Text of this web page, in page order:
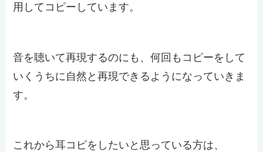
用してコピーしています。
音を聴いて再現するのにも、何回もコピーをして
いくうちに自然と再現できるようになっていきま
す。
これから耳コピをしたいと思っている方は、